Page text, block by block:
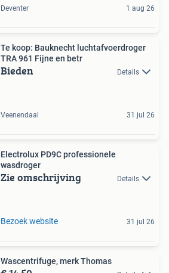
Deventer 1 aug 26
Te koop: Bauknecht luchtafvoerdroger
TRA 961 ​Fijne en betr
Bieden Details
Veenendaal 31 jul 26
Electrolux PD9C professionele
wasdroger
Zie omschrijving Details
Bezoek website 31 jul 26
Wascentrifuge, merk Thomas